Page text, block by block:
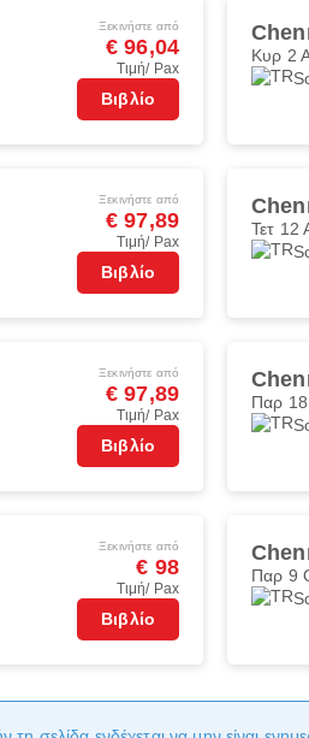
Ξεκινήστε από
€ 96,04
Τιμή/ Pax
Βιβλίο
Κυρ 2
Ξεκινήστε από
€ 97,89
Τιμή/ Pax
Βιβλίο
Τετ 12
Ξεκινήστε από
€ 97,89
Τιμή/ Pax
Βιβλίο
Παρ
Ξεκινήστε από
€ 98
Τιμή/ Pax
Βιβλίο
Παρ 9